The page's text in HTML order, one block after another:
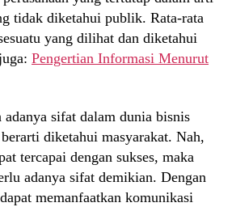
tidak diketahui publik. Rata-rata
yang dilihat dan diketahui
Pengertian Informasi Menurut
sifat dalam dunia bisnis
diketahui masyarakat. Nah,
tercapai dengan sukses, maka
adanya sifat demikian. Dengan
memanfaatkan komunikasi